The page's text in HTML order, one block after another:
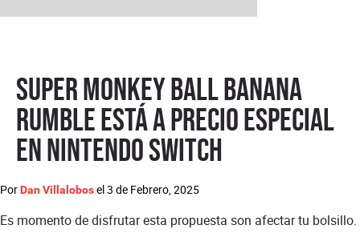
Super Monkey Ball Banana
Rumble está a precio especial
en Nintendo Switch
Por Dan Villalobosel3 de Febrero, 2025
Es momento de disfrutar esta propuesta son afectar tu bolsillo.